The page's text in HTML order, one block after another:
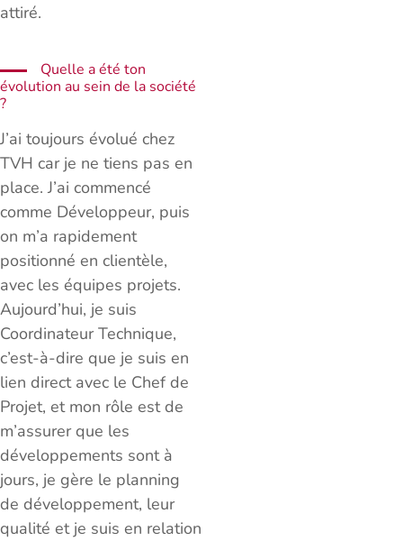
attiré.
Quelle a été ton
évolution au sein de la société
?
J’ai toujours évolué chez
TVH car je ne tiens pas en
place. J’ai commencé
comme Développeur, puis
on m’a rapidement
positionné en clientèle,
avec les équipes projets.
Aujourd’hui, je suis
Coordinateur Technique,
c’est-à-dire que je suis en
lien direct avec le Chef de
Projet, et mon rôle est de
m’assurer que les
développements sont à
jours, je gère le planning
de développement, leur
qualité et je suis en relation